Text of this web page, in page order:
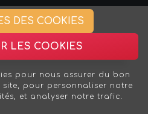
DES COOKIES
LES COOKIES
pour nous assurer du bon
pour personnaliser notre
et analyser notre trafic.